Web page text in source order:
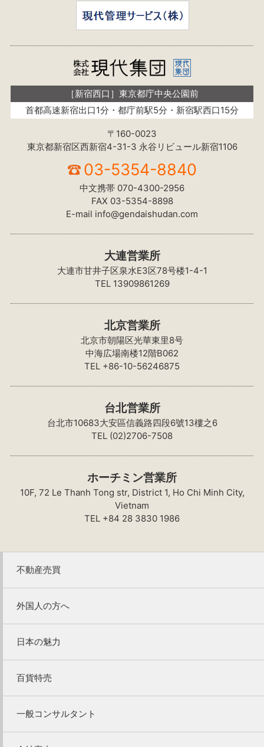
［新宿西口］東京都庁中央公園前
首都高速新宿出口1分・都庁前駅5分・新宿駅西口15分
〒160-0023
東京都新宿区西新宿4-31-3 永谷リビュール新宿1106
03-5354-8840
中文携帯 070-4300-2956
FAX 03-5354-8898
E-mail info@gendaishudan.com
大連営業所
大連市甘井子区泉水E3区78号楼1-4-1
TEL 13909861269
北京営業所
北京市朝陽区光華東里8号
中海広場南楼12階B062
TEL +86-10-56246875
台北営業所
台北市10683大安區信義路四段6號13樓之6
TEL (02)2706-7508
ホーチミン営業所
10F, 72 Le Thanh Tong str, District 1, Ho Chi Minh City,
Vietnam
TEL +84 28 3830 1986
不動産売買
外国人の方へ
日本の魅力
百貨特売
一般コンサルタント